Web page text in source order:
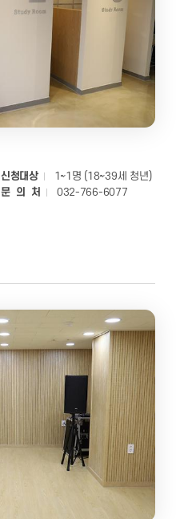
신청대상
1~1명 (18~39세 청년)
문 의 처 032-766-6077